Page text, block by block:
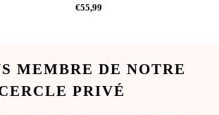
€55,99
MEMBRE DE NOTRE
PRIVÉ